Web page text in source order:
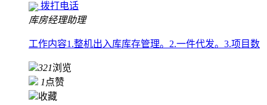
拨打电话
库房经理助理
工作内容1.整机出入库库存管理。2.一件代发。3.项目数
321浏览
1 点赞
收藏